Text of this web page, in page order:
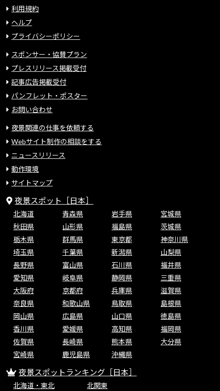
利用規約
ヘルプ
プライバシーポリシー
スポンサー・協賛プラン
プレスリリース掲載受付
記事広告掲載受付
パンフレット・ポスター
お問い合わせ
夜景関連の仕事を依頼する
Webサイト制作の相談をする
ニュースリリース
動作環境
サイトマップ
夜景スポット［日本］
北海道 青森県 岩手県
宮城県
秋田県
山形県 福島県
茨城県
栃木県
群馬県 東京都
神奈川県
埼玉県
千葉県 新潟県
山梨県
長野県
富山県 石川県
福井県
愛知県
岐阜県 静岡県
三重県
大阪府
京都府 兵庫県
滋賀県
奈良県
和歌山県 鳥取県
島根県
岡山県
広島県 山口県
徳島県
香川県
愛媛県 高知県
福岡県
佐賀県
長崎県 熊本県
大分県
宮崎県
鹿児島県 沖縄県
夜景スポットランキング［日本］
北海道・東北
北関東